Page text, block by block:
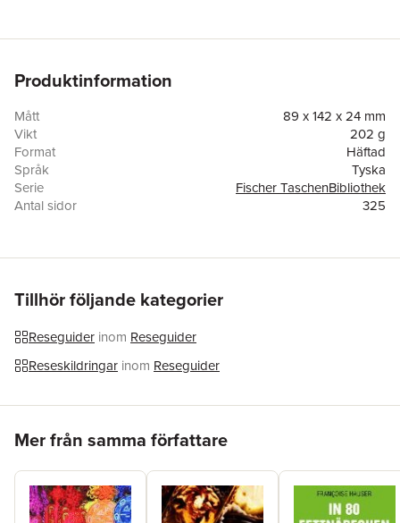
Produktinformation
Mått
89 x 142 x 24 mm
Vikt
202 g
Format
Häftad
Språk
Tyska
Serie
Fischer TaschenBibliothek
Antal sidor
325
Tillhör följande kategorier
Reseguider inom Reseguider
Reseskildringar inom Reseguider
Mer från samma författare